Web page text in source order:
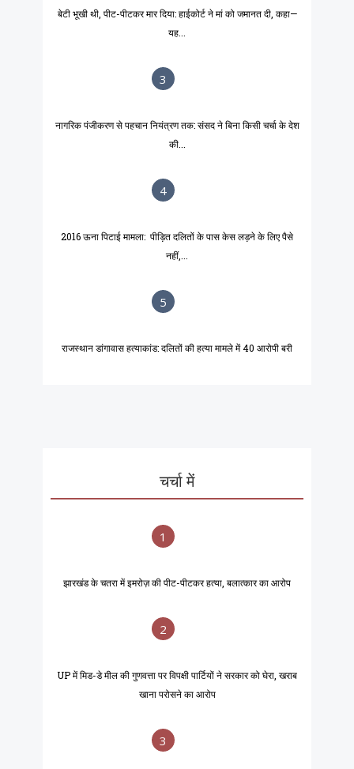
बेटी भूखी थी, पीट-पीटकर मार दिया: हाईकोर्ट ने मां को जमानत दी, कहा—
यह...
3
नागरिक पंजीकरण से पहचान नियंत्रण तक: संसद ने बिना किसी चर्चा के देश
की...
4
2016 ऊना पिटाई मामला: पीड़ित दलितों के पास केस लड़ने के लिए पैसे
नहीं,...
5
राजस्थान डांगावास हत्याकांड: दलितों की हत्या मामले में 40 आरोपी बरी
चर्चा में
1
झारखंड के चतरा में इमरोज़ की पीट-पीटकर हत्या, बलात्कार का आरोप
2
UP में मिड-डे मील की गुणवत्ता पर विपक्षी पार्टियों ने सरकार को घेरा, खराब
खाना परोसने का आरोप
3